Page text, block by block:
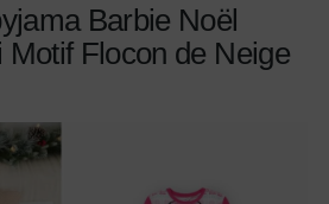
Barbie Noël
Flocon de Neige